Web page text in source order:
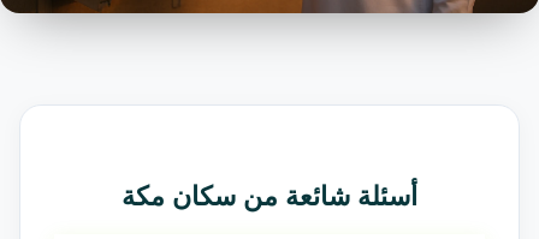
أسئلة شائعة من سكان مكة